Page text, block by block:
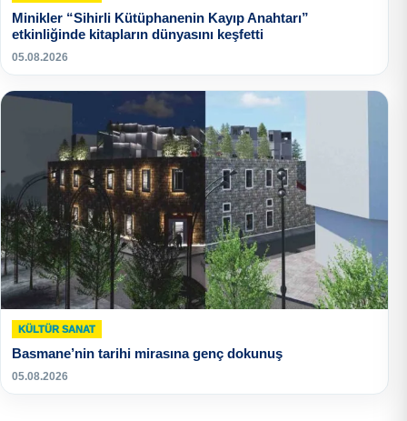
Minikler “Sihirli Kütüphanenin Kayıp Anahtarı”
etkinliğinde kitapların dünyasını keşfetti
05.08.2026
KÜLTÜR SANAT
Basmane’nin tarihi mirasına genç dokunuş
05.08.2026